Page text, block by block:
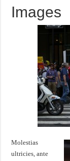
Images
Molestias
ultricies, ante